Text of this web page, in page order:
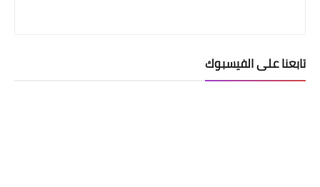
تابعنا على الفيسبوك